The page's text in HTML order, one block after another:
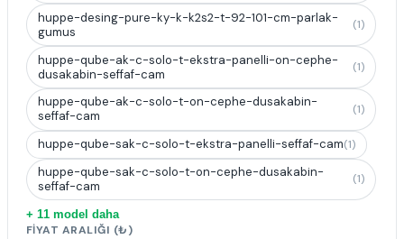
huppe-desing-pure-ky-k-k2s2-t-92-101-cm-parlak-
gumus
(1)
huppe-qube-ak-c-solo-t-ekstra-panelli-on-cephe-
dusakabin-seffaf-cam
(1)
huppe-qube-ak-c-solo-t-on-cephe-dusakabin-
seffaf-cam
(1)
huppe-qube-sak-c-solo-t-ekstra-panelli-seffaf-cam(1)
huppe-qube-sak-c-solo-t-on-cephe-dusakabin-
seffaf-cam
(1)
+ 11 model daha
FIYAT ARALIĞI (₺)